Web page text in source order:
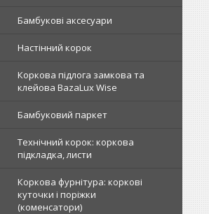
Бамбукові аксесуари
Настінний корок
Коркова підлога замкова та
клейова BazaLux Wise
Бамбуковий паркет
Технічний корок: коркова
підкладка, листи
Коркова фурнітура: коркові
куточки і поріжки
(коменсатори)